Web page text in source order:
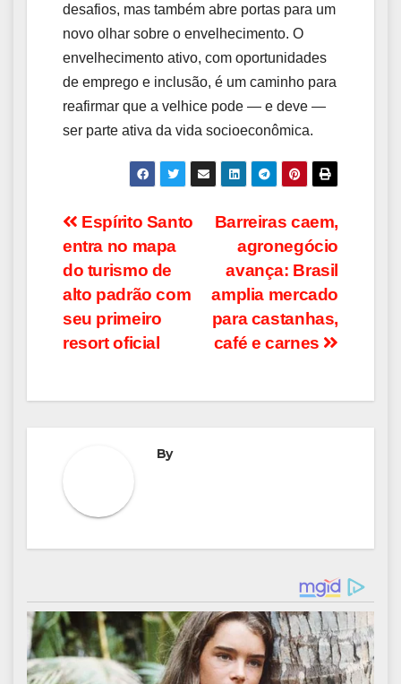
desafios, mas também abre portas para um
novo olhar sobre o envelhecimento. O
envelhecimento ativo, com oportunidades
de emprego e inclusão, é um caminho para
reafirmar que a velhice pode — e deve —
ser parte ativa da vida socioeconômica.
Navegação
de
Post
Barreiras caem,
agronegócio
avança: Brasil
amplia mercado
para castanhas,
café e carnes
Espírito Santo
entra no mapa
do turismo de
alto padrão com
seu primeiro
resort oficial
By